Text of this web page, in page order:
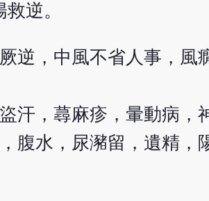
逆。
逆，中風不省人事，風
汗，蕁麻疹，暈動病，
腹水，尿瀦留，遺精，